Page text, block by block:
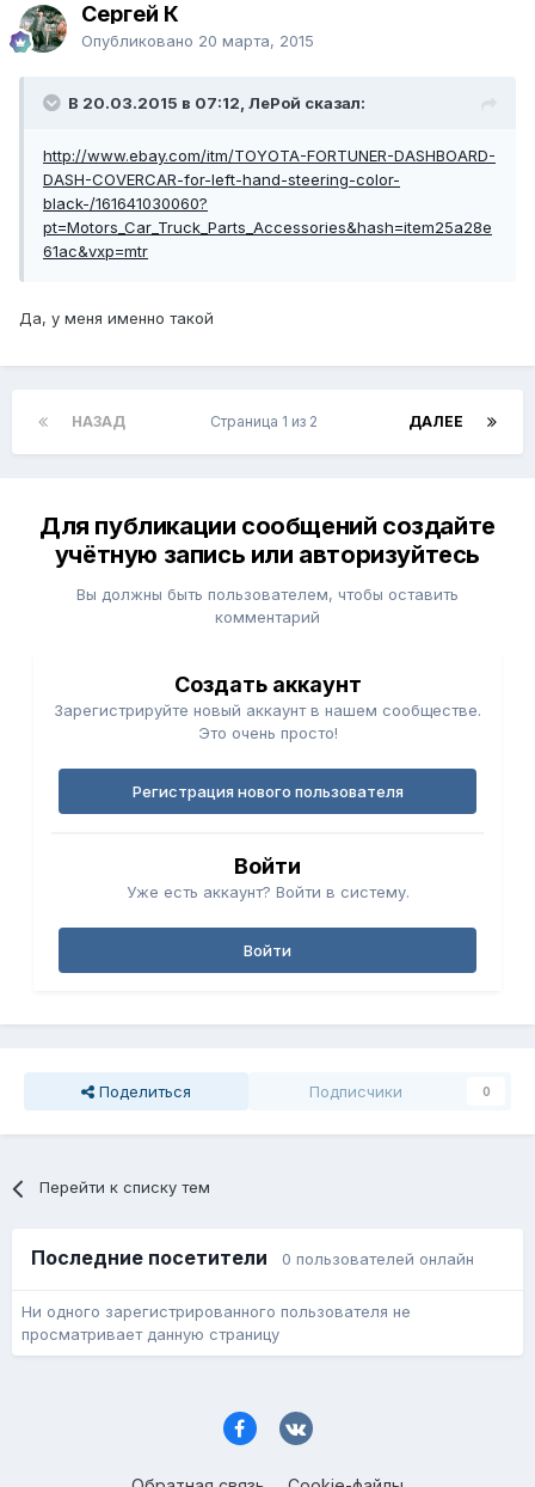
Сергей К
Опубликовано 20 марта, 2015
В 20.03.2015 в 07:12, ЛеРой сказал:
http://www.ebay.com/itm/TOYOTA-FORTUNER-DASHBOARD-
DASH-COVERCAR-for-left-hand-steering-color-
black-/161641030060?
pt=Motors_Car_Truck_Parts_Accessories&hash=item25a28e
61ac&vxp=mtr
Да, у меня именно такой
НАЗАД ДАЛЕЕ
Страница 1 из 2
Для публикации сообщений создайте
учётную запись или авторизуйтесь
Вы должны быть пользователем, чтобы оставить
комментарий
Создать аккаунт
Зарегистрируйте новый аккаунт в нашем сообществе.
Это очень просто!
Регистрация нового пользователя
Войти
Уже есть аккаунт? Войти в систему.
Войти
Поделиться Подписчики 0
Перейти к списку тем
Последние посетители 0 пользователей онлайн
Ни одного зарегистрированного пользователя не
просматривает данную страницу